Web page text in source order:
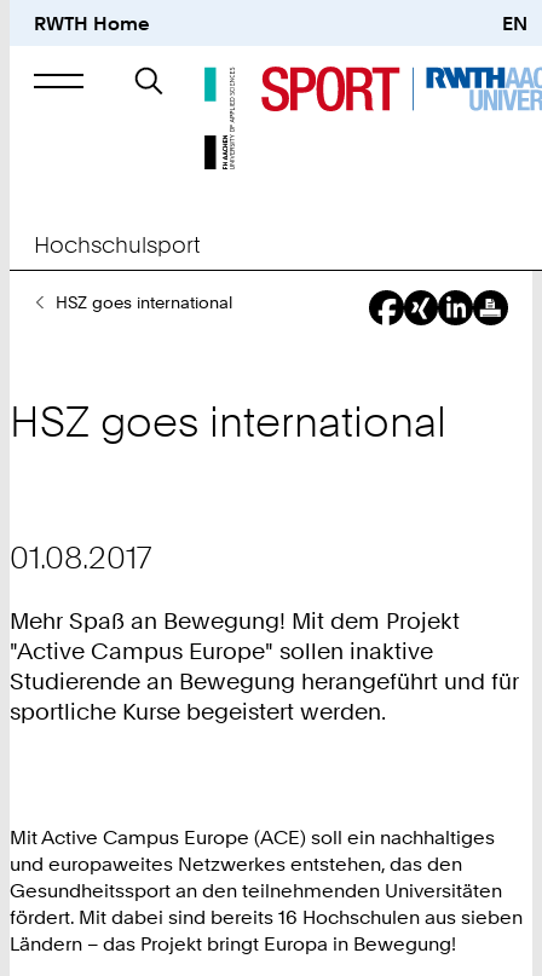
RWTH Home EN
Suche
nach
Hochschulsport
SieHSZ goes international
HSZ goes international
01.08.2017
Mehr Spaß an Bewegung! Mit dem Projekt
"Active Campus Europe" sollen inaktive
Studierende an Bewegung herangeführt und für
sportliche Kurse begeistert werden.
Mit Active Campus Europe (ACE) soll ein nachhaltiges
und europaweites Netzwerkes entstehen, das den
Gesundheitssport an den teilnehmenden Universitäten
fördert. Mit dabei sind bereits 16 Hochschulen aus sieben
Ländern – das Projekt bringt Europa in Bewegung!